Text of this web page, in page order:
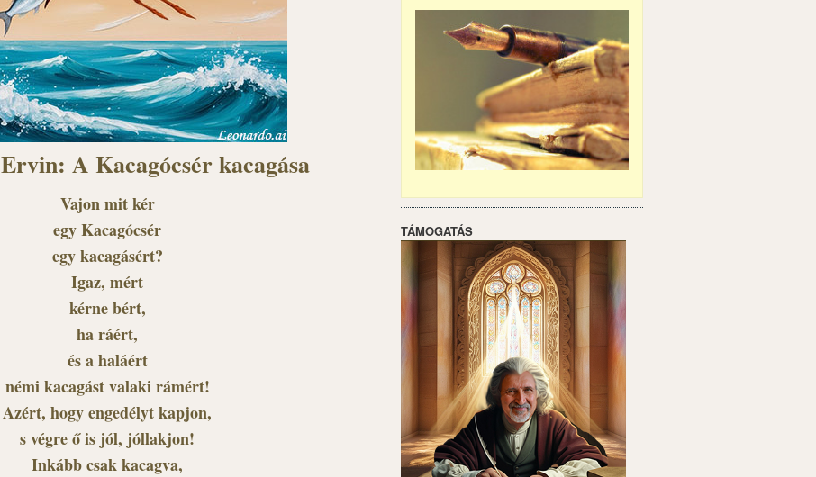
A Kacagócsér kacagása
Vajon mit kér
egy Kacagócsér
egy kacagásért?
Igaz, mért
kérne bért,
ha ráért,
és a haláért
némi kacagást valaki rámért!
Azért, hogy engedélyt kapjon,
s végre ő is jól, jóllakjon!
Inkább csak kacagva,
TÁMOGATÁS